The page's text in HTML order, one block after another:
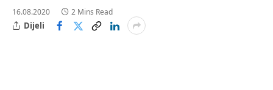
16.08.2020 2 Mins Read
Dijeli